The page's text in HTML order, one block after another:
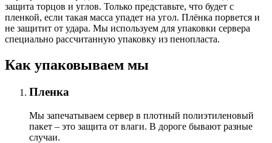
защита торцов и углов. Только представьте, что будет с
пленкой, если такая масса упадет на угол. Плёнка порвется и
не защитит от удара. Мы используем для упаковки сервера
специально расcчитанную упаковку из пенопласта.
Как упаковываем мы
Пленка
Мы запечатываем сервер в плотный полиэтиленовый
пакет – это защита от влаги. В дороге бывают разные
случаи.